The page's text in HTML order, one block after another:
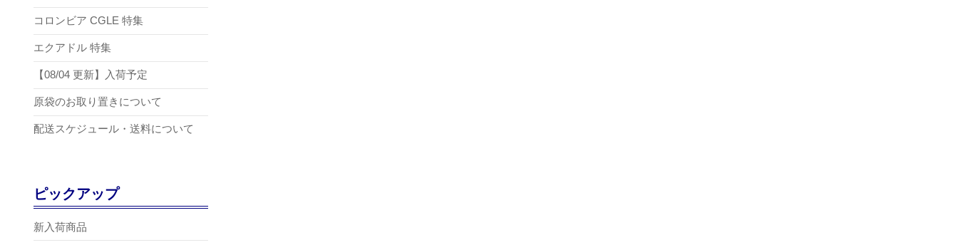
コロンビア CGLE 特集
エクアドル 特集
【08/04 更新】入荷予定
原袋のお取り置きについて
配送スケジュール・送料について
ピックアップ
新入荷商品